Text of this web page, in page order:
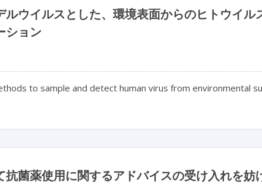
ルウイルスとした、環境表面からのヒトウイ
ション
to sample and detect human virus from environmental
抗菌薬使用に関するアドバイスの受け入れを